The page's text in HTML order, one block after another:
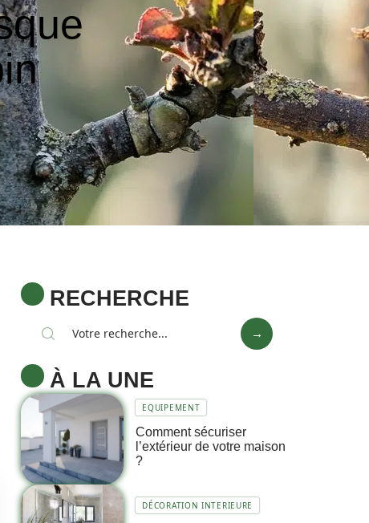
RECHERCHE
À LA UNE
EQUIPEMENT
Comment sécuriser
l’extérieur de votre maison
?
DÉCORATION INTERIEURE